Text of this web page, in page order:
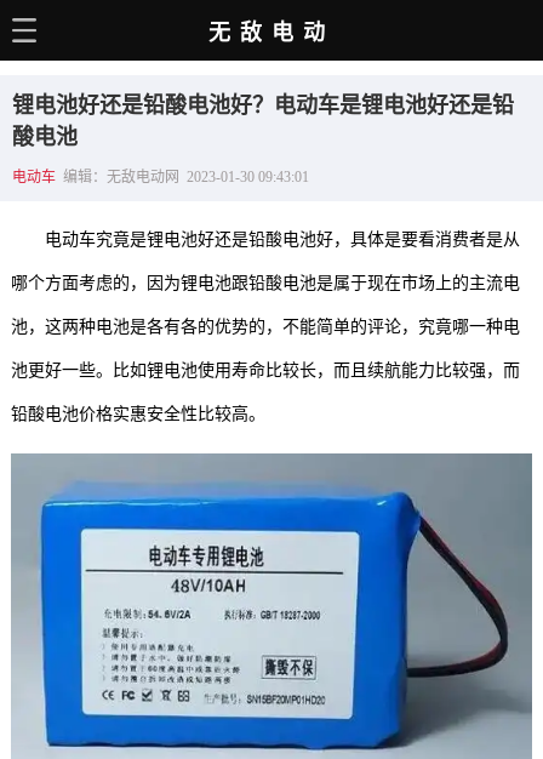
电动百科
电车资讯
电车手册
选车推荐
充电站
用车百科
经销商
无敌电动
锂电池好还是铅酸电池好？电动车是锂电池好还是铅
酸电池
电动车 编辑：无敌电动网 2023-01-30 09:43:01
电动车究竟是锂电池好还是铅酸电池好，具体是要看消费者是从
哪个方面考虑的，因为锂电池跟铅酸电池是属于现在市场上的主流电
池，这两种电池是各有各的优势的，不能简单的评论，究竟哪一种电
池更好一些。比如锂电池使用寿命比较长，而且续航能力比较强，而
铅酸电池价格实惠安全性比较高。